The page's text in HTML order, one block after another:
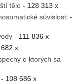
tělo - 128 313 x
súvislosti -
- 111 836 x
x
o ktorých sa
- 108 686 x